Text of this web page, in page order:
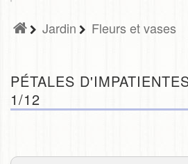
Jardin Fleurs et vases
PÉTALES
1/12